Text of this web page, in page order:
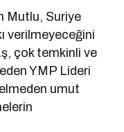
Mutlu, Suriye
verilmeyeceğini
çok temkinli ve
YMP Lideri
umut